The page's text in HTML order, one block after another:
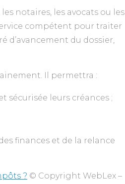
notaires, les avocats ou les
compétent pour traiter
d’avancement du dossier,
Il permettra :
sécurisée leurs créances ;
finances et de la relance
? © Copyright WebLex –